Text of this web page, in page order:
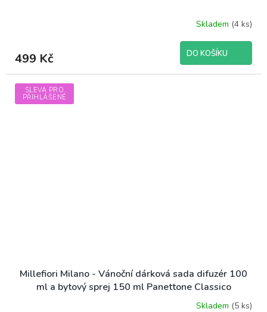
Skladem (4 ks)
499 Kč DO KOŠÍKU
SLEVA PRO
PŘIHLÁŠENÉ
Millefiori Milano - Vánoční dárková sada difuzér 100
ml a bytový sprej 150 ml Panettone Classico
Skladem (5 ks)